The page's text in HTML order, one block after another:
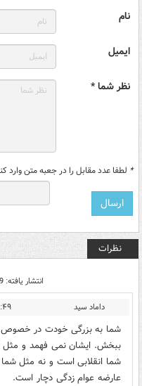
نام
ایمیل
نظر شما *
* لطفا عدد مقابل را در جعبه متن وارد
نظرات
انتشار یافته: 39
داماد سید ۰۷:۴۹ -
شما به بزرگی خودت در خصوص
ببخش. ایشان نمی فهمد و مثل
شما انقلابی است و نه مثل
عارضه عوام زدگی دچار است.